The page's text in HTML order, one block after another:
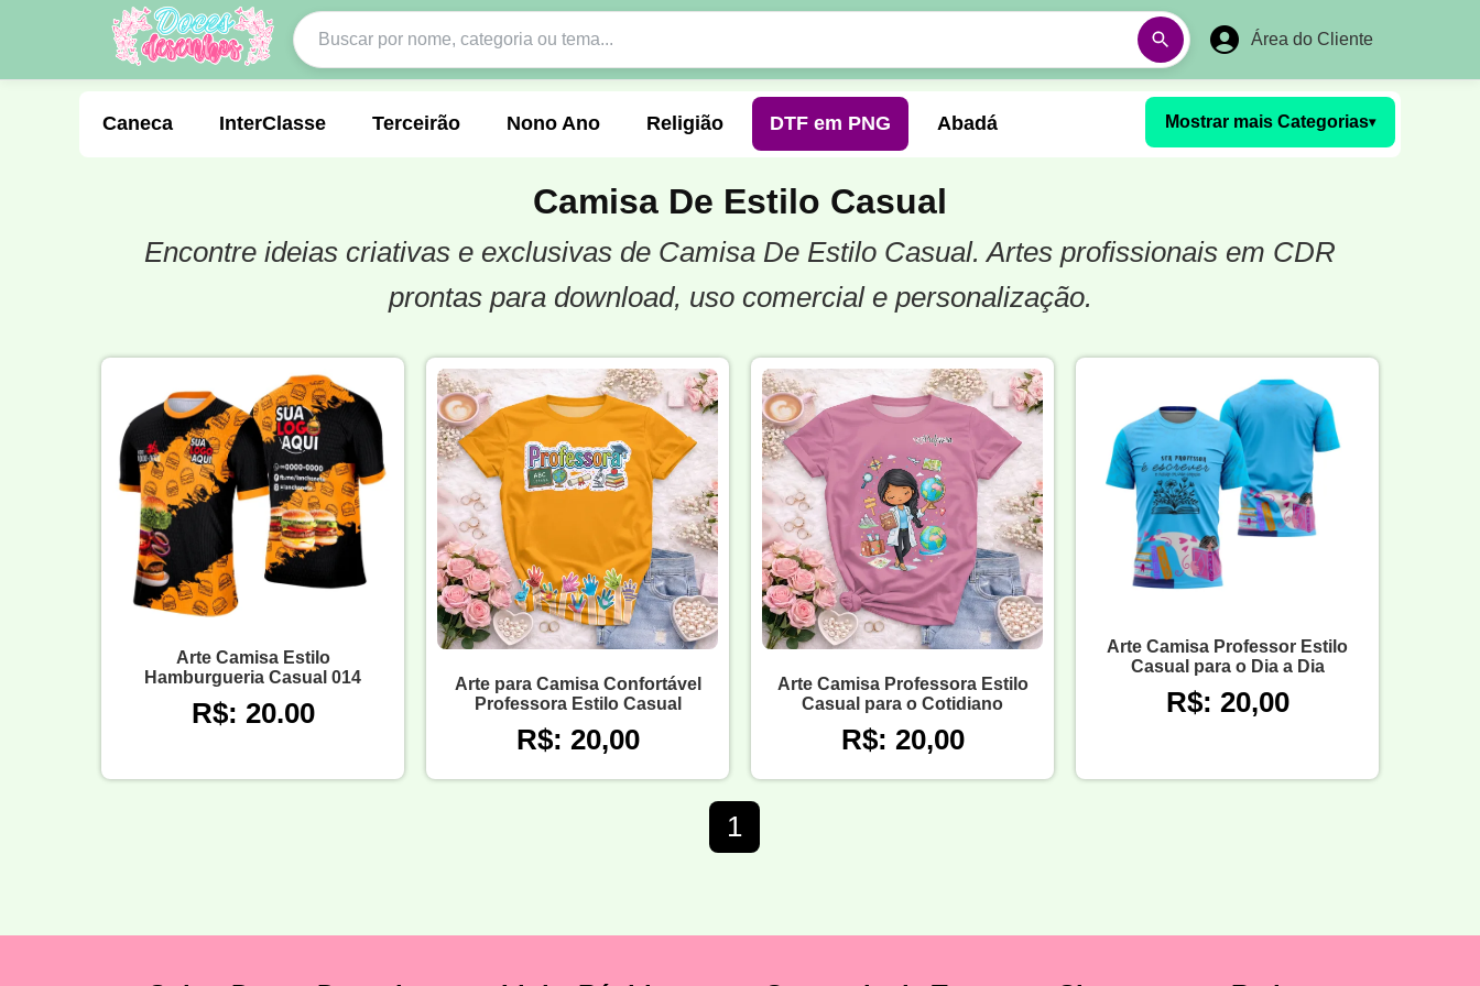
Área do Cliente
Mostrar mais Categorias▾
Caneca InterClasse Terceirão Nono Ano Religião DTF em PNG Abadá
Molde de Costura Professora Fonte Formandos Profissão Festa Junina Ano Novo Réveillon
Natalina Agro Uniforme Futebol Amador
Ciclismo Nail Designer Pedagogia Biologia Geografia História
Língua Portuguesa
Camisa De Estilo Casual
Encontre ideias criativas e exclusivas de Camisa De Estilo Casual. Artes profissionais em CDR
prontas para download, uso comercial e personalização.
Arte Camisa Estilo
Hamburgueria Casual 014
R$: 20.00
Arte para Camisa Confortável
Professora Estilo Casual
R$: 20,00
Arte Camisa Professora Estilo
Casual para o Cotidiano
R$: 20,00
Arte Camisa Professor Estilo
Casual para o Dia a Dia
R$: 20,00
1